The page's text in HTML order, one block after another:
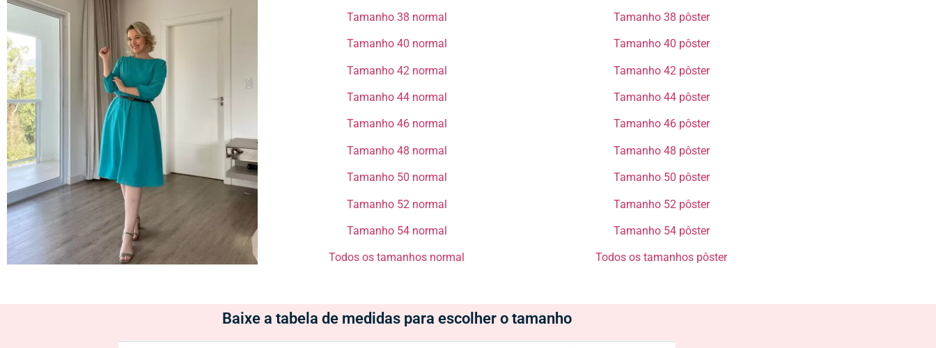
Tamanho 38 normal​​​​​​​
Tamanho 40 normal​​​​​​​
Tamanho 42 normal​​​​​​​
Tamanho 44 normal​​​​​​​
Tamanho 46 normal​​​​​​​
Tamanho 48 normal​​​​​​​
Tamanho 50 normal​​​​​​​
Tamanho 52 normal​​​​​​​
Tamanho 54 normal​​​​​​​
Todos os tamanhos normal​​​​​​​
Tamanho 38 pôster​​​​​​​
Tamanho 40 pôster​​​​​​​
Tamanho 42 pôster​​​​​​​
Tamanho 44 pôster​​​​​​​
Tamanho 46 pôster​​​​​​​
Tamanho 48 pôster​​​​​​​
Tamanho 50 pôster​​​​​​​
Tamanho 52 pôster​​​​​​​
Tamanho 54 pôster​​​​​​​
Todos os tamanhos pôster​
Baixe a tabela de medidas para escolher o tamanho